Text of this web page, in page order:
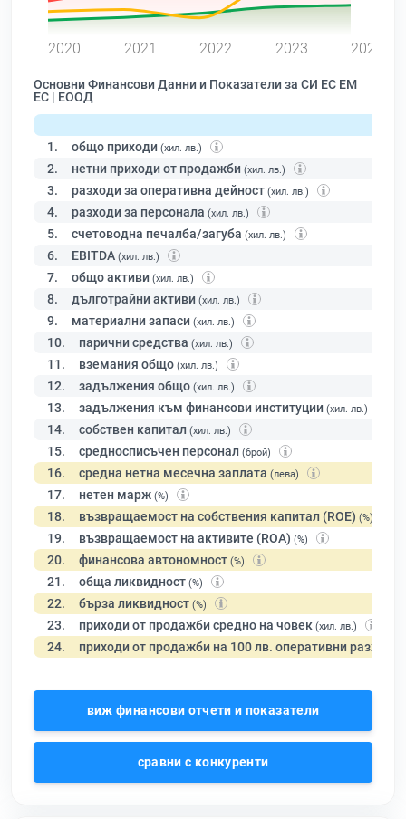
2020 2021 2022 2023 2024
Основни Финансови Данни и Показатели за СИ ЕС ЕМ
ЕС | ЕООД
1. общо приходи (хил. лв.)
2. нетни приходи от продажби (хил. лв.)
3. разходи за оперативна дейност (хил. лв.)
4. разходи за персонала (хил. лв.)
5. счетоводна печалба/загуба (хил. лв.)
6. EBITDA (хил. лв.)
7. общо активи (хил. лв.)
8. дълготрайни активи (хил. лв.)
9. материални запаси (хил. лв.)
10. парични средства (хил. лв.)
11. вземания общо (хил. лв.)
12. задължения общо (хил. лв.)
13. задължения към финансови институции (хил. лв.)
14. собствен капитал (хил. лв.)
15. средносписъчен персонал (брой)
16. средна нетна месечна заплата (лева)
17. нетен марж (%)
18. възвращаемост на собствения капитал (ROE) (%)
19. възвращаемост на активите (ROA) (%)
20. финансова автономност (%)
21. обща ликвидност (%)
22. бърза ликвидност (%)
23. приходи от продажби средно на човек (хил. лв.)
24. приходи от продажби на 100 лв. оперативни разходи
виж финансови отчети и показатели
сравни с конкуренти